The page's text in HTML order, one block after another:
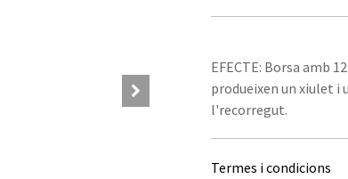
EFECTE: Borsa amb
produeixen un xiulet i
l'recorregut.
Termes i condicions